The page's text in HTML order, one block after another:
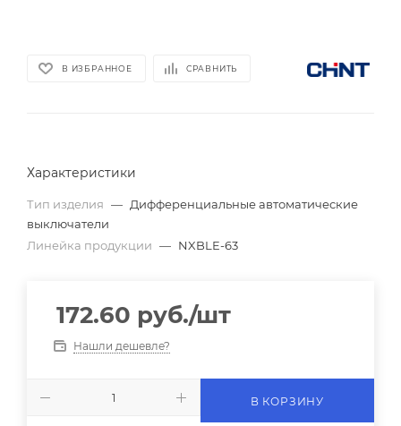
В ИЗБРАННОЕ СРАВНИТЬ
Характеристики
Тип изделия — Дифференциальные автоматические
выключатели
Линейка продукции — NXBLE-63
172.60 руб./шт
Нашли дешевле?
В КОРЗИНУ